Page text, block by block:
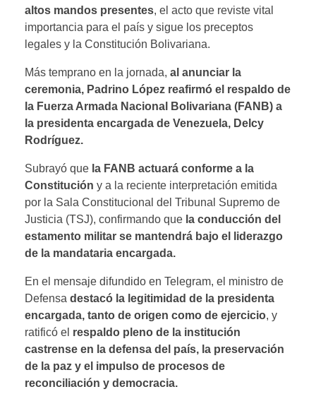
altos mandos presentes, el acto que reviste vital
importancia para el país y sigue los preceptos
legales y la Constitución Bolivariana.
Más temprano en la jornada, al anunciar la
ceremonia, Padrino López reafirmó el respaldo de
la Fuerza Armada Nacional Bolivariana (FANB) a
la presidenta encargada de Venezuela, Delcy
Rodríguez.
Subrayó que la FANB actuará conforme a la
Constitución y a la reciente interpretación emitida
por la Sala Constitucional del Tribunal Supremo de
Justicia (TSJ), confirmando que la conducción del
estamento militar se mantendrá bajo el liderazgo
de la mandataria encargada.
En el mensaje difundido en Telegram, el ministro de
Defensa destacó la legitimidad de la presidenta
encargada, tanto de origen como de ejercicio, y
ratificó el respaldo pleno de la institución
castrense en la defensa del país, la preservación
de la paz y el impulso de procesos de
reconciliación y democracia.